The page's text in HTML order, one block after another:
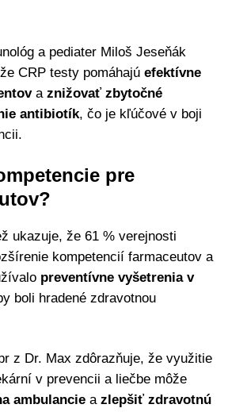
a pediater Miloš Jeseňák
CRP testy pomáhajú efektívne
a znižovať zbytočné
antibiotík, čo je kľúčové v boji
pre
ukazuje, že 61 % verejnosti
kompetencií farmaceutov a
preventívne vyšetrenia v
boli hradené zdravotnou
z Dr. Max zdôrazňuje, že využitie
v prevencii a liečbe môže
ambulanciea zlepšiť zdravotnú